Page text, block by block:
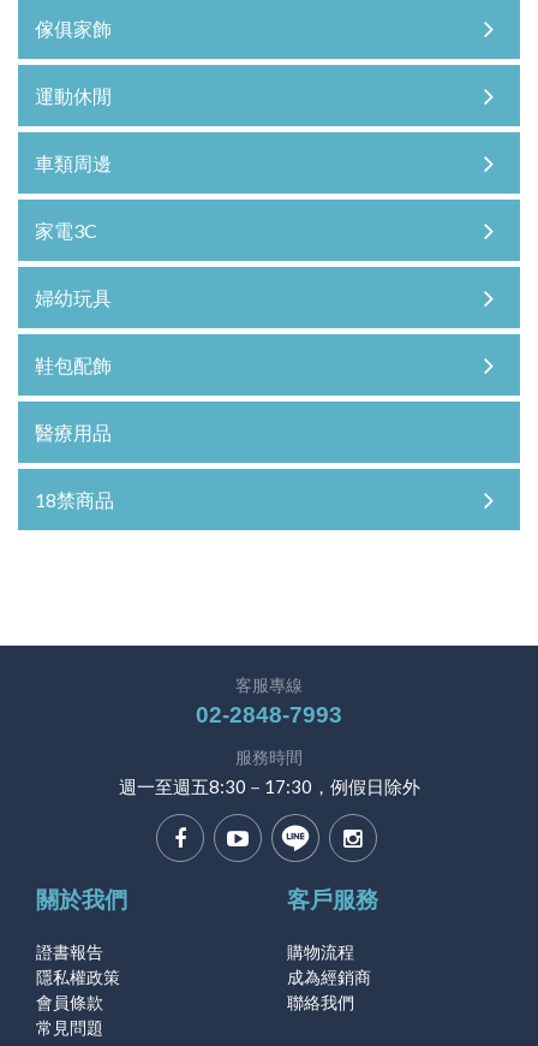
傢俱家飾
運動休閒
車類周邊
家電3C
婦幼玩具
鞋包配飾
醫療用品
18禁商品
客服專線
02-2848-7993
服務時間
週一至週五8:30－17:30，例假日除外
關於我們
證書報告
隱私權政策
會員條款
常見問題
客戶服務
購物流程
成為經銷商
聯絡我們